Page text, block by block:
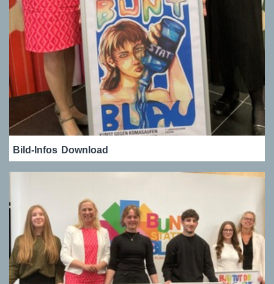
Bild-Infos Download